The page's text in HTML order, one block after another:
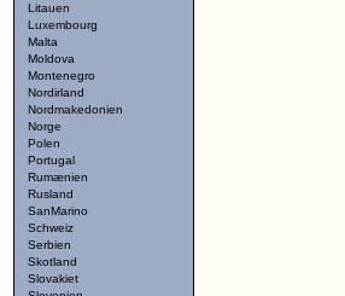
Litauen
Luxembourg
Malta
Moldova
Montenegro
Nordirland
Nordmakedonien
Norge
Polen
Portugal
Rumænien
Rusland
SanMarino
Schweiz
Serbien
Skotland
Slovakiet